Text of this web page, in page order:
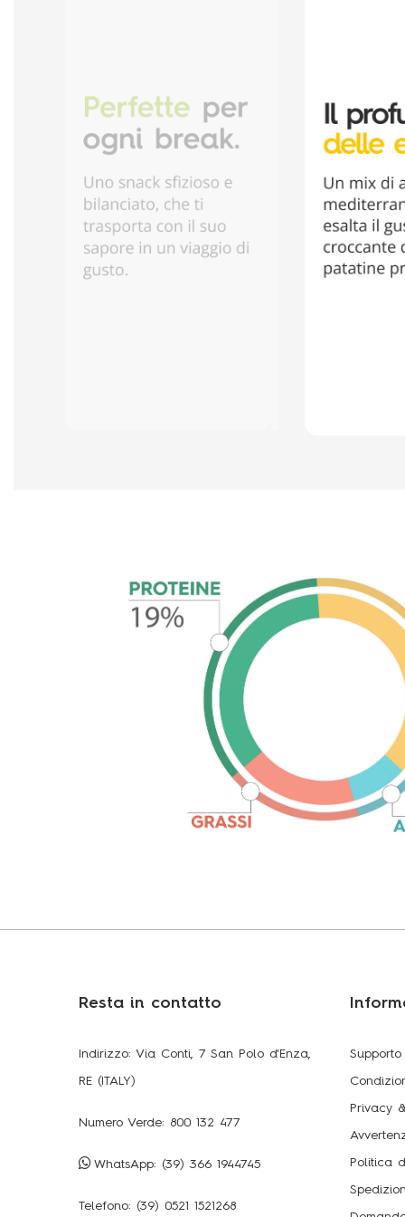
Resta in contatto
Indirizzo: Via Conti, 7 San Polo d'Enza,
RE (ITALY)
Numero Verde: 800 132 477
WhatsApp: (39) 366 1944745
Telefono: (39) 0521 1521268
Supporto
Privacy
Politica